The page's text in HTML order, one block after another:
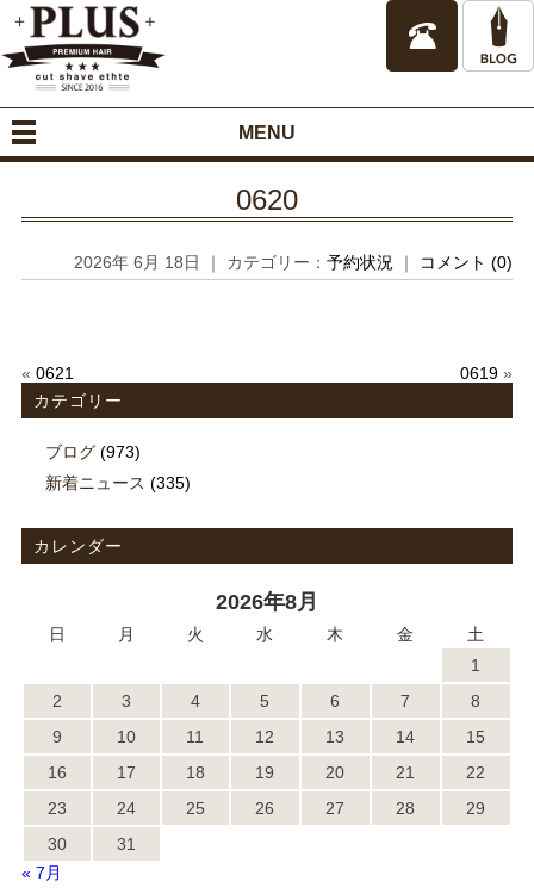
MENU
0620
2026年 6月 18日 ｜ カテゴリー：予約状況 ｜ コメント (0)
« 0621 0619 »
カテゴリー
ブログ(973)
新着ニュース (335)
カレンダー
2026年8月
日 月 火 水 木 金
土
1
2
3 4 5 6 7
8
9
10 11 12 13 14
15
16
17 18 19 20 21
22
23
24 25 26 27 28
29
30
31
« 7月